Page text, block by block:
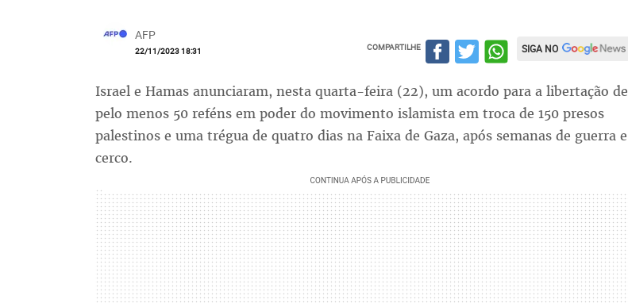
AFP
22/11/2023 18:31 COMPARTILHE SIGA NO
Israel e Hamas anunciaram, nesta quarta-feira (22), um acordo para a libertação de
pelo menos 50 reféns em poder do movimento islamista em troca de 150 presos
palestinos e uma trégua de quatro dias na Faixa de Gaza, após semanas de guerra e
cerco.